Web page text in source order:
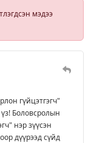
мэдээ
гүйцэтгэгч"
Боловсролын
нэр зүүсэн
дүүрээд сүйд